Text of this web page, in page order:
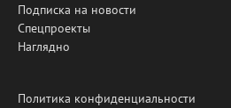
Подписка на новости
Спецпроекты
Наглядно
Политика конфиденциальности